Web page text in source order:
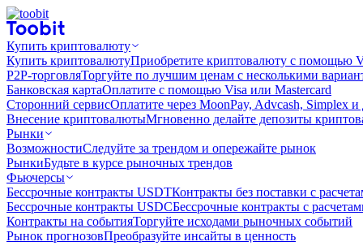
Купить криптовалюту
Купить криптовалютуПриобретите криптовалюту с помощью
P2P-торговляТоргуйте по лучшим ценам с несколькими
Банковская картаОплатите с помощью Visa или Mastercard
Сторонний сервисОплатите через MoonPay, Advcash, Simplex и
Внесение криптовалютыМгновенно делайте депозиты
Рынки
ВозможностиСледуйте за трендом и опережайте рынок
РынкиБудьте в курсе рыночных трендов
Фьючерсы
Бессрочные контракты USDTКонтракты без поставки с
Бессрочные контракты USDCБессрочные контракты с
Контракты на событияТоргуйте исходами рыночных событий
Рынок прогнозовПреобразуйте инсайты в ценность